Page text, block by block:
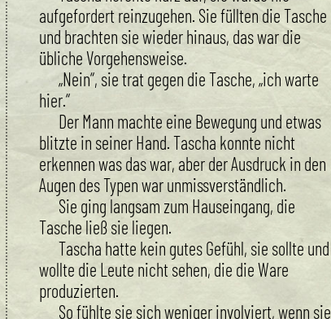
aufgefordert reinzugehen. Sie füllten die Tasche
und brachten sie wieder hinaus, das war die
übliche Vorgehensweise.
„Nein“, sie trat gegen die Tasche, „ich warte
hier.“
Der Mann machte eine Bewegung und etwas
blitzte in seiner Hand. Tascha konnte nicht
erkennen was das war, aber der Ausdruck in den
Augen des Typen war unmissverständlich.
Sie ging langsam zum Hauseingang, die
Tasche ließ sie liegen.
Tascha hatte kein gutes Gefühl, sie sollte und
wollte die Leute nicht sehen, die die Ware
produzierten.
So fühlte sie sich weniger involviert, wenn sie